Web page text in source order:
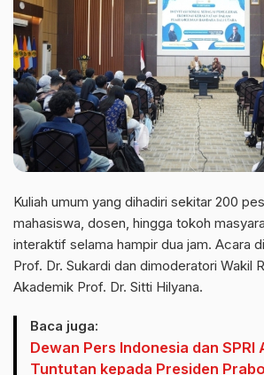
Kuliah umum yang dihadiri sekitar 200
mahasiswa, dosen, hingga tokoh
interaktif selama hampir dua jam. Acara
Prof. Dr. Sukardi dan dimoderatori Wakil
Akademik Prof. Dr. Sitti Hilyana.
Baca juga:
Dewan Pers Indonesia dan SPRI
Tuntutan kepada Presiden